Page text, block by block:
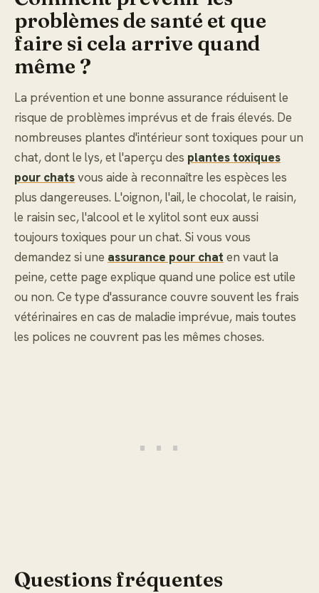
problèmes de santé et que
faire si cela arrive quand
même ?
La prévention et une bonne assurance réduisent le
risque de problèmes imprévus et de frais élevés. De
nombreuses plantes d'intérieur sont toxiques pour un
chat, dont le lys, et l'aperçu des plantes toxiques
pour chatsvous aide à reconnaître les espèces les
plus dangereuses. L'oignon, l'ail, le chocolat, le raisin,
le raisin sec, l'alcool et le xylitol sont eux aussi
toujours toxiques pour un chat. Si vous vous
demandez si une assurance pour chat en vaut la
peine, cette page explique quand une police est utile
ou non. Ce type d'assurance couvre souvent les frais
vétérinaires en cas de maladie imprévue, mais toutes
les polices ne couvrent pas les mêmes choses.
Questions fréquentes